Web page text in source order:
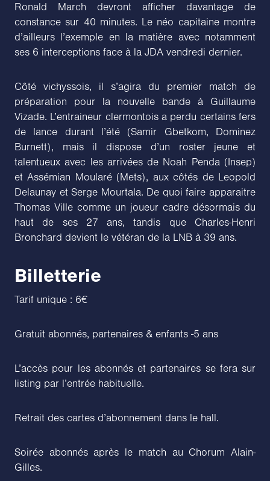
Ronald March devront afficher davantage de
constance sur 40 minutes. Le néo capitaine montre
d’ailleurs l’exemple en la matière avec notamment
ses 6 interceptions face à la JDA vendredi dernier.
Côté vichyssois, il s’agira du premier match de
préparation pour la nouvelle bande à Guillaume
Vizade. L’entraineur clermontois a perdu certains fers
de lance durant l’été (Samir Gbetkom, Dominez
Burnett), mais il dispose d’un roster jeune et
talentueux avec les arrivées de Noah Penda (Insep)
et Assémian Moularé (Mets), aux côtés de Leopold
Delaunay et Serge Mourtala. De quoi faire apparaitre
Thomas Ville comme un joueur cadre désormais du
haut de ses 27 ans, tandis que Charles-Henri
Bronchard devient le vétéran de la LNB à 39 ans.
Billetterie
Tarif unique : 6€
Gratuit abonnés, partenaires & enfants -5 ans
L’accès pour les abonnés et partenaires se fera sur
listing par l’entrée habituelle.
Retrait des cartes d’abonnement dans le hall.
Soirée abonnés après le match au Chorum Alain-
Gilles.